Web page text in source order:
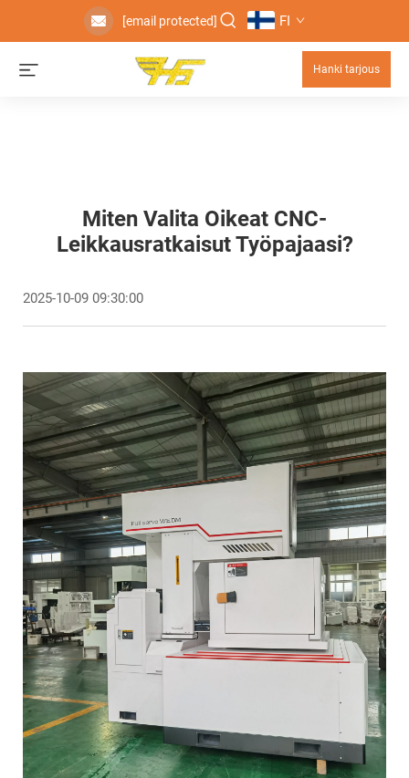
[email protected] FI
Hanki tarjous
Miten Valita Oikeat CNC-
Leikkausratkaisut Työpajaasi?
2025-10-09 09:30:00